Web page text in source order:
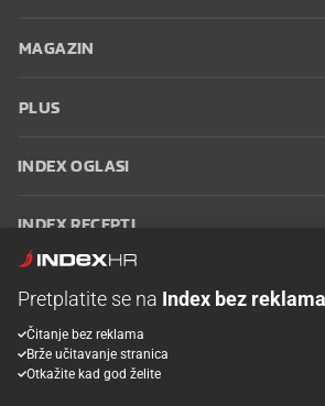
MAGAZIN
PLUS
INDEX OGLASI
INDEX RECEPTI
Oglašavanje Zaposli se na Indexu
korištenja
Postavke kolačića
Pretplatite se na Index bez reklama
Čitanje bez reklama
Brže učitavanje stranica
Otkažite kad god želite